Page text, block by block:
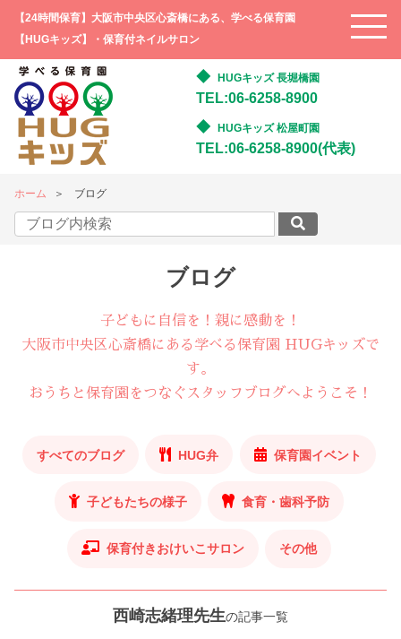
【24時間保育】大阪市中央区心斎橋にある、学べる保育園
【HUGキッズ】・保育付ネイルサロン
HUGキッズ 長堀橋園
TEL:06-6258-8900
HUGキッズ 松屋町園
TEL:06-6258-8900(代表)
ホーム ブログ
ブログ
子どもに自信を！親に感動を！
大阪市中央区心斎橋にある学べる保育園 HUGキッズで
す。
おうちと保育園をつなぐスタッフブログへようこそ！
すべてのブログ HUG弁 保育園イベント
子どもたちの様子 食育・歯科予防
保育付きおけいこサロン その他
西崎志緒理先生の記事一覧